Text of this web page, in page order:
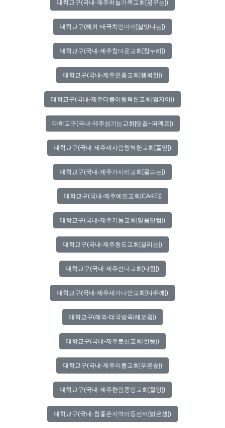
대학교구(국내-제주하늘가족교회[꿈꾸는])
대학교구(해외-태국치앙마이[살맛나는])
대학교구(국내-제주참다운교회[참누리])
대학교구(국내-제주은총교회[행복한])
대학교구(국내-제주더불어행복한교회[엄지아])
대학교구(국내-제주섬기는교회[땅끝+퍼펙트])
대학교구(국내-제주새사람행복한교회[풀잎])
대학교구(국내-제주가시리교회[물드는])
대학교구(국내-제주예인교회[CAKE])
대학교구(국내-제주기둥교회[믿음닷컴])
대학교구(국내-제주동도교회[끌리는])
대학교구(국내-제주섬다교회[다함])
대학교구(국내-제주새가나안교회[다주께])
대학교구(해외-태국방콕[해오름])
대학교구(국내-제주토산교회[한뜻])
대학교구(국내-제주이룸교회[푸른숲])
대학교구(국내-제주한림중앙교회[힐링])
대학교구(국내-참좋은지역아동센터[맑은샘])